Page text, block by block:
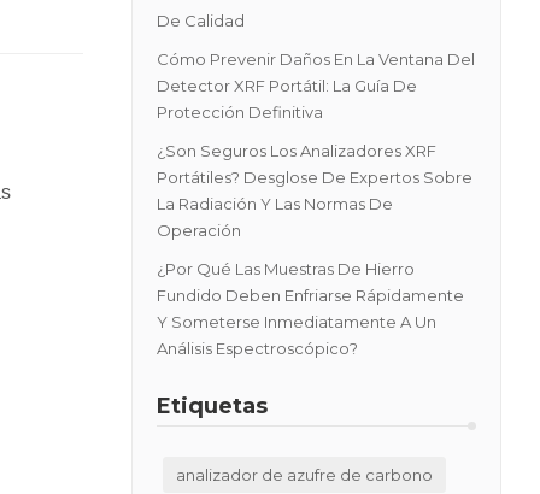
De Calidad
Cómo Prevenir Daños En La Ventana Del
Detector XRF Portátil: La Guía De
Protección Definitiva
¿Son Seguros Los Analizadores XRF
Portátiles? Desglose De Expertos Sobre
La Radiación Y Las Normas De
Operación
¿Por Qué Las Muestras De Hierro
Fundido Deben Enfriarse Rápidamente
Y Someterse Inmediatamente A Un
Análisis Espectroscópico?
Etiquetas
analizador de azufre de carbono